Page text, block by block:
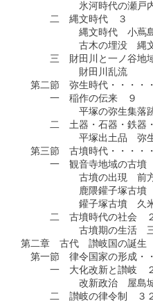
氷河時代の瀬戸内　
二　縄文時代　３
縄文時代　小蔦島貝
古木の埋没　縄文後期
三　財田川と一ノ谷地
財田川乱流
第二節　弥生時代・・・・
一　稲作の伝来　９
平塚の弥生集落跡　向
二　土器・石器・鉄器・
平塚出土品　弥生式
第三節　古墳時代・・・・
一　観音寺地域の古墳
古墳の出現　前方後
鹿隈鑵子塚古墳　丸山
鑵子塚古墳　久米塚
二　古墳時代の社会　
古墳期の生活　三
第二章　古代　讃岐国の誕生
第一節　律令国家の形成・
一　大化改新と讃岐　
改新政治　屋島城
二　讃岐の律令制　３